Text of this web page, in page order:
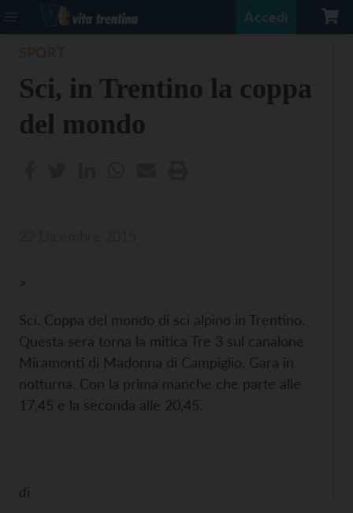
Accedi
Sci, in Trentino la coppa
del mondo
>
Sci. Coppa del mondo di sci alpino in Trentino.
Questa sera torna la mitica Tre 3 sul canalone
Miramonti di Madonna di Campiglio. Gara in
notturna. Con la prima manche che parte alle
17,45 e la seconda alle 20,45.
di